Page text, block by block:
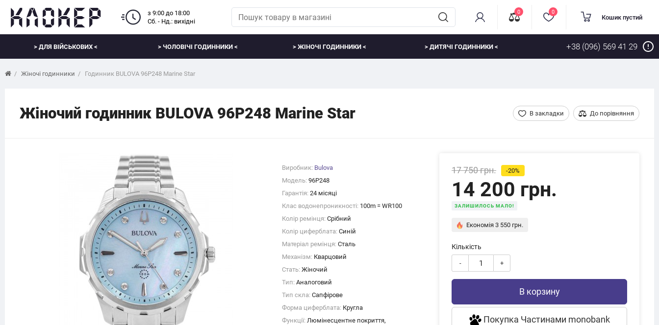
з 9:00 до 18:00
Сб. - Нд.: вихідні
0 0
Кошик пустий
> ДЛЯ ВІЙСЬКОВИХ < > ЧОЛОВІЧІ ГОДИННИКИ < > ЖІНОЧІ ГОДИННИКИ < > ДИТЯЧІ ГОДИННИКИ < +38 (096) 569 41 29
Жіночі годинники Годинник BULOVA 96P248 Marine Star
Жіночий годинник BULOVA 96P248 Marine Star В закладки До порівняння
17 750 грн. -20%
14 200 грн.
ЗАЛИШИЛОСЬ МАЛО!
Економія 3 550 грн.
Кількість
- +
В корзину
Покупка Частинами monobank
Виробник: Bulova
Модель: 96P248
Гарантія: 24 місяці
Клас водонепроникності: 100m = WR100
Колір ремінця: Срібний
Колір циферблата: Синій
Матеріал ремінця: Сталь
Механізм: Кварцовий
Стать: Жіночий
Тип: Аналоговий
Тип скла: Сапфірове
Форма циферблата: Кругла
Функції: Люмінесцентне покриття,